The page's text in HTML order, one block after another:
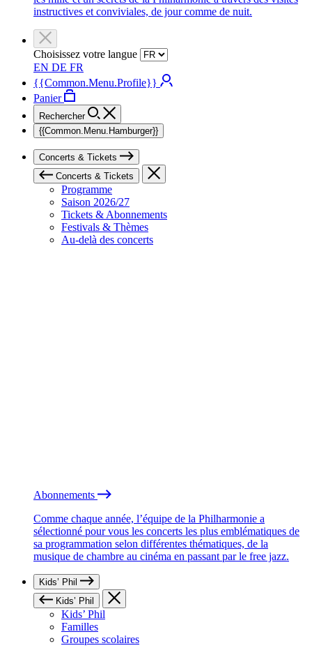
instructives et conviviales, de jour comme de nuit.
Choisissez votre langue
EN DE FR
{{Common.Menu.Profile}}
Panier
Rechercher
{{Common.Menu.Hamburger}}
Concerts & Tickets
Concerts & Tickets
Programme
Saison 2026/27
Tickets & Abonnements
Festivals & Thèmes
Au-delà des concerts
Abonnements
Comme chaque année, l’équipe de la Philharmonie a
sélectionné pour vous les concerts les plus emblématiques de
sa programmation selon différentes thématiques, de la
musique de chambre au cinéma en passant par le free jazz.
Kids’ Phil
Kids’ Phil
Kids’ Phil
Familles
Groupes scolaires